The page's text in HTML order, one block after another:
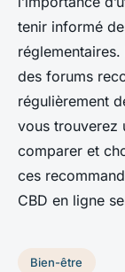
tenir informé
des forums
régulièrement
vous trouverez
comparer et
ces
CBD en ligne
Bien-être